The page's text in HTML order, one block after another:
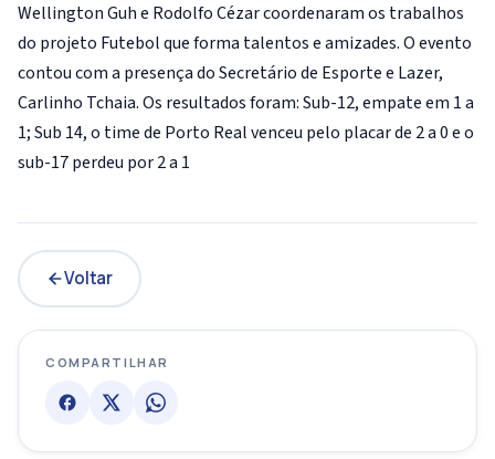
Wellington Guh e Rodolfo Cézar coordenaram os trabalhos
do projeto Futebol que forma talentos e amizades. O evento
contou com a presença do Secretário de Esporte e Lazer,
Carlinho Tchaia. Os resultados foram: Sub-12, empate em 1 a
1; Sub 14, o time de Porto Real venceu pelo placar de 2 a 0 e o
sub-17 perdeu por 2 a 1
Voltar
COMPARTILHAR